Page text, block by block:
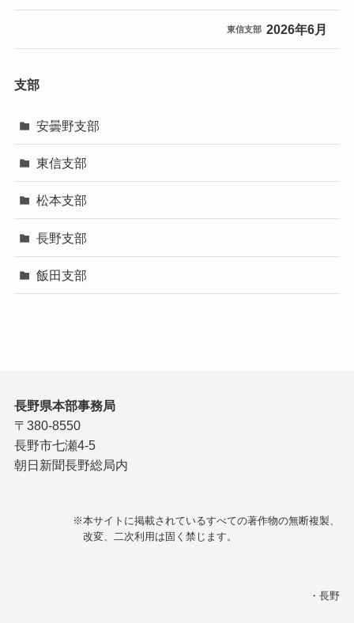
2026年6月
東信支部
支部
安曇野支部
東信支部
松本支部
長野支部
飯田支部
長野県本部事務局
〒380-8550
長野市七瀬4-5
朝日新聞長野総局内
※本サイトに掲載されているすべての著作物の無断複製、
改変、二次利用は固く禁じます。
・長野